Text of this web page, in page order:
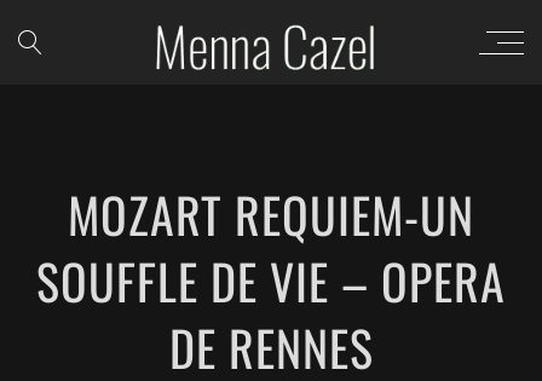
MOZART REQUIEM-UN
SOUFFLE DE VIE – OPERA
DE RENNES